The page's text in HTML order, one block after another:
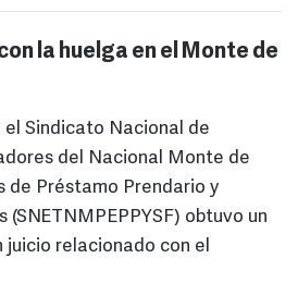
la huelga en el Monte de
el Sindicato Nacional de
del Nacional Monte de
de Préstamo Prendario y
(SNETNMPEPPYSF) obtuvo un
relacionado con el